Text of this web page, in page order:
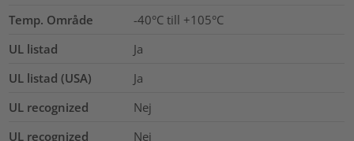
Temp. Område
-40°C till +105°C
UL listad
Ja
UL listad (USA)
Ja
UL recognized
Nej
UL recognized
Nej